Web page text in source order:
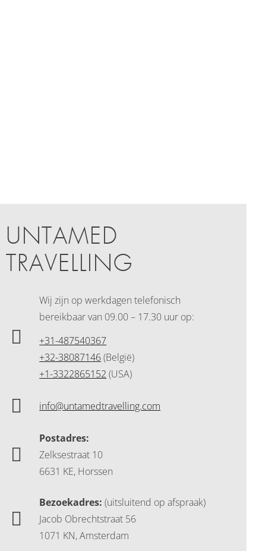
UNTAMED
TRAVELLING
Wij zijn op werkdagen telefonisch
bereikbaarvan 09.00 – 17.30 uur op:
+31-487540367
+32-38087146(België)
+1-3322865152 (USA)
info@untamedtravelling.com
Postadres:
Zelksestraat 10
6631 KE, Horssen
Bezoekadres: (uitsluitend op afspraak)
Jacob Obrechtstraat 56
1071 KN, Amsterdam